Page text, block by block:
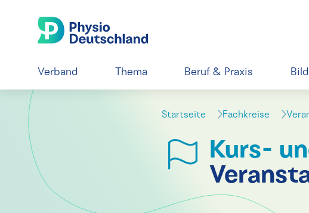
Verband Thema Beruf & Praxis
Startseite Fachkreise
Kurs-